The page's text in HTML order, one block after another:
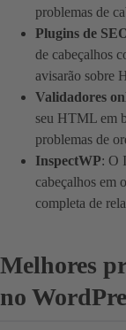
problemas de
Plugins de
de cabeçalhos
avisarão sobre
Validadores
seu HTML em
problemas de
InspectWP: O
cabeçalhos em
completa de
Melhores
no